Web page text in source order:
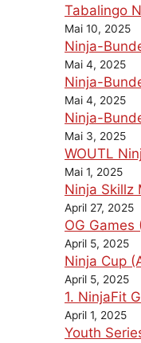
Tabalingo
Mai 10, 2025
Ninja-
Mai 4, 2025
Ninja-
Mai 4, 2025
Ninja-
Mai 3, 2025
WOUTL
Mai 1, 2025
Ninja Skillz
April 27, 2025
OG Games
April 5, 2025
Ninja Cup
April 5, 2025
1. NinjaFit
April 1, 2025
Youth